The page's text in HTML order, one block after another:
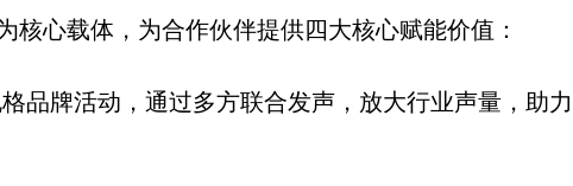
心载体，为合作伙伴提供四大核心赋能价值：
品牌活动，通过多方联合发声，放大行业声量，助力